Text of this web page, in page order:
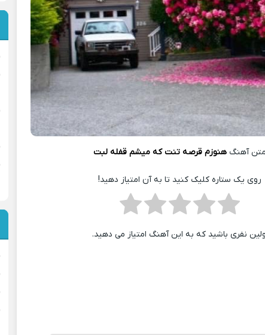
آهنگ هنوزم قرصه تنت که میشم قفله لبت
روی یک ستاره کلیک کنید تا به آن امتیاز دهید!
نفری باشید که به این آهنگ امتیاز می دهید.